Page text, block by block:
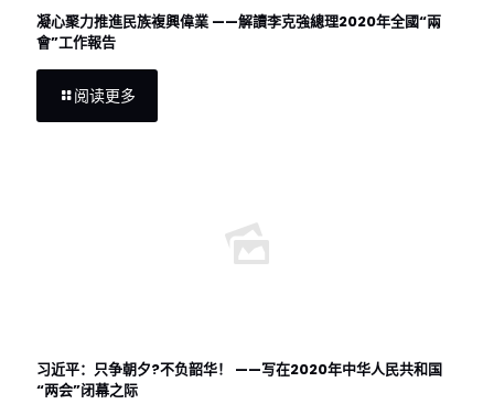
凝心聚力推進民族複興偉業 ——解讀李克強總理2020年全國“兩
會”工作報告
阅读更多
习近平：只争朝夕?不负韶华！ ——写在2020年中华人民共和国
“两会”闭幕之际